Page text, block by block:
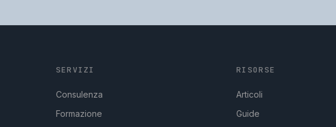
SERVIZI
Consulenza
Formazione
RISORSE
Articoli
Guide